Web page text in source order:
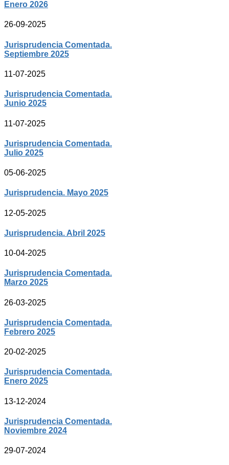
Enero 2026
26-09-2025
Jurisprudencia Comentada.
Septiembre 2025
11-07-2025
Jurisprudencia Comentada.
Junio 2025
11-07-2025
Jurisprudencia Comentada.
Julio 2025
05-06-2025
Jurisprudencia. Mayo 2025
12-05-2025
Jurisprudencia. Abril 2025
10-04-2025
Jurisprudencia Comentada.
Marzo 2025
26-03-2025
Jurisprudencia Comentada.
Febrero 2025
20-02-2025
Jurisprudencia Comentada.
Enero 2025
13-12-2024
Jurisprudencia Comentada.
Noviembre 2024
29-07-2024